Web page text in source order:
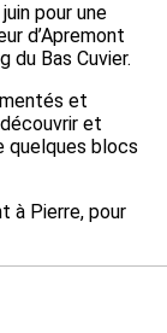
pour une
d’Apremont
du Bas Cuvier.
et
et
quelques blocs
à Pierre, pour